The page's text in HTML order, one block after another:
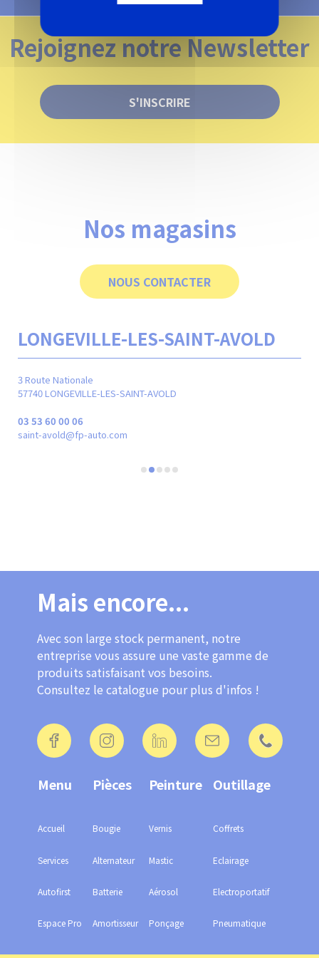
Rejoignez notre Newsletter
S'INSCRIRE
Nos magasins
NOUS CONTACTER
LONGEVILLE-LES-SAINT-AVOLD
3 Route Nationale
57740 LONGEVILLE-LES-SAINT-AVOLD
03 53 60 00 06
saint-avold@fp-auto.com
Mais encore...
Avec son large stock permanent, notre
entreprise vous assure une vaste gamme de
produits satisfaisant vos besoins.
Consultez le catalogue pour plus d'infos !
Footer
Menu
Accueil
Services
Autofirst
Espace Pro
Pièces
Bougie
Alternateur
Batterie
Amortisseur
Peinture
Vernis
Mastic
Aérosol
Ponçage
Outillage
Coffrets
Eclairage
Electroportatif
Pneumatique